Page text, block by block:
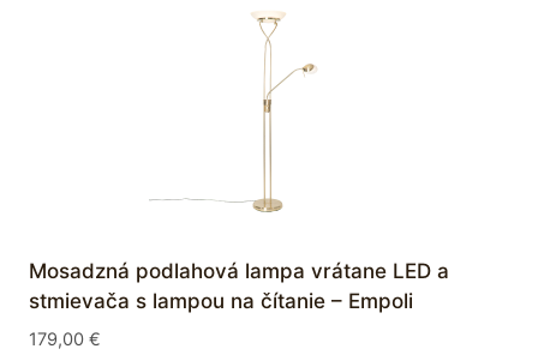
Mosadzná podlahová lampa vrátane LED a
stmievača s lampou na čítanie – Empoli
179,00 €